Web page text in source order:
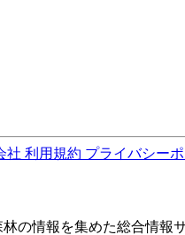
社 利用規約 プライバシー
の情報を集めた総合情報